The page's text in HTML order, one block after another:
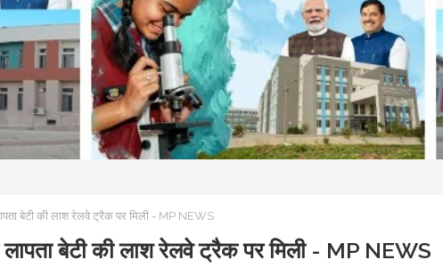
बेटी की लाश रेलवे ट्रैक पर मिली - MP NEWS
बेटी की लाश रेलवे ट्रैक पर मिली - MP NEWS